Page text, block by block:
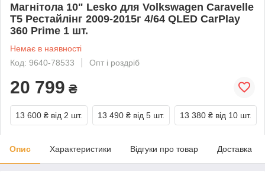
Магнітола 10" Lesko для Volkswagen Caravelle
T5 Рестайлінг 2009-2015г 4/64 QLED CarPlay
360 Prime 1 шт.
Немає в наявності
Код: 9640-78533
Опт і роздріб
20 799 ₴
13 600 ₴ від 2 шт. 13 490 ₴ від 5 шт. 13 380 ₴ від 10 шт.
Опис Характеристики Відгуки про товар Доставка